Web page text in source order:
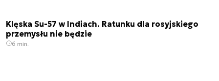
Klęska Su-57 w Indiach. Ratunku dla rosyjskiego
przemysłu nie będzie
6 min.